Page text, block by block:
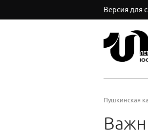
Версия для
Пушкинская